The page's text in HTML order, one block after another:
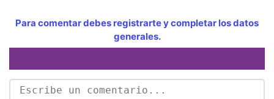
Para comentar debes registrarte y completar los datos
generales.